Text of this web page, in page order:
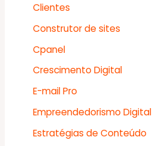
Clientes
Construtor de sites
Cpanel
Crescimento Digital
E-mail Pro
Empreendedorismo Digital
Estratégias de Conteúdo